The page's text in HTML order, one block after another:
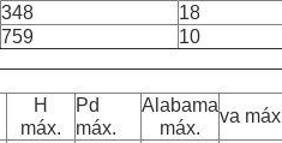
348
18
759 10
H
máx.
Pd
máx.
Alabama
máx.
va máx